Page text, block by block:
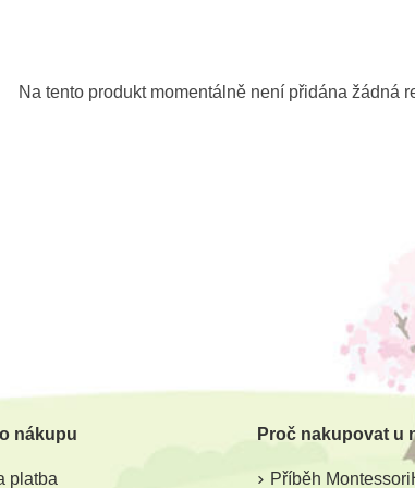
Na tento produkt momentálně není přidána žádná
nákupu
platba
Proč nakupovat u
Příběh